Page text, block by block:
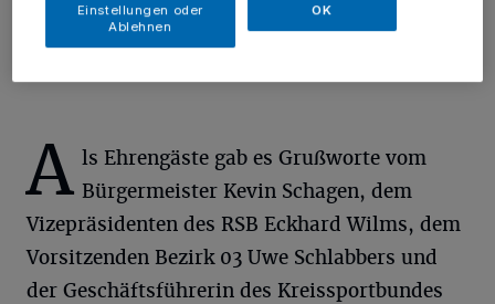
Foto: Schießfreunde-Freischütz-Tell 1926 St. Tönis e.V./stefan fahl
A ls Ehrengäste gab es Grußworte vom
Bürgermeister Kevin Schagen, dem
Vizepräsidenten des RSB Eckhard Wilms, dem
Vorsitzenden Bezirk 03 Uwe Schlabbers und
der Geschäftsführerin des Kreissportbundes
Einstellungen oder
Ablehnen
OK